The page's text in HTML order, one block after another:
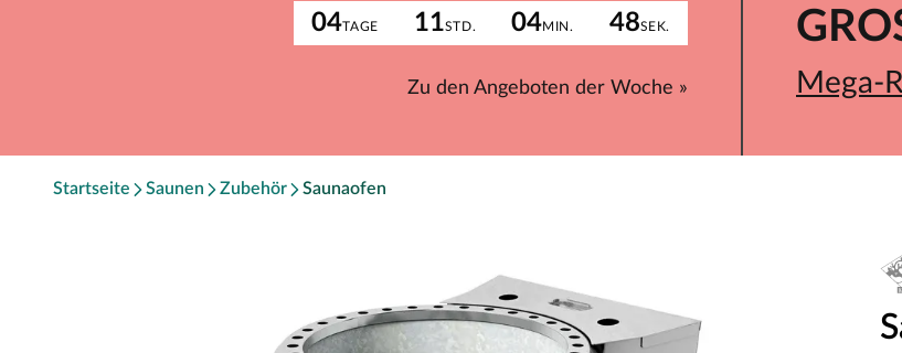
04TAGE 11STD. 04MIN. 48SEK.
Zu den Angeboten der Woche » Mega-
Startseite Saunen Zubehör Saunaofen